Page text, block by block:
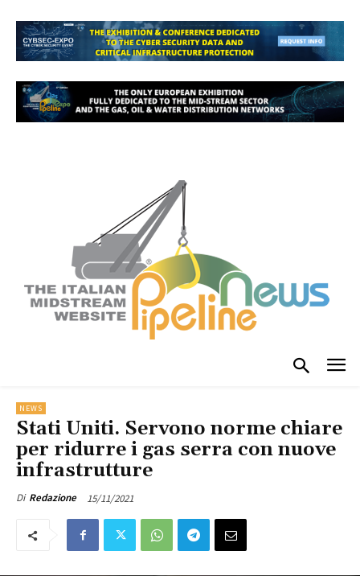
NEWS
Stati Uniti. Servono norme chiare
per ridurre i gas serra con nuove
infrastrutture
Di Redazione 15/11/2021